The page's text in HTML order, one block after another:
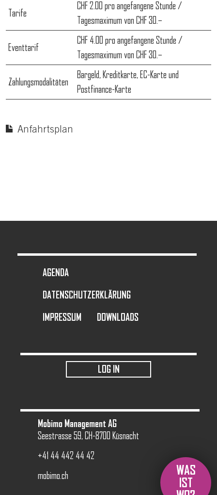
WAS
IST
Tarife
CHF 2.00 pro angefangene Stunde /
Tagesmaximum von CHF 30.–
Eventtarif
CHF 4.00 pro angefangene Stunde /
Tagesmaximum von CHF 30.–
Zahlungsmodalitäten
Bargeld, Kreditkarte, EC-Karte und
Postfinance-Karte
Anfahrtsplan
FOOTER MENU
AGENDA
DATENSCHUTZERKLÄRUNG
IMPRESSUM
DOWNLOADS
USER ACCOUNT MENU
LOG IN
Mobimo Management AG
Seestrasse 59, CH-8700 Küsnacht
+41 44 442 44 42
mobimo.ch